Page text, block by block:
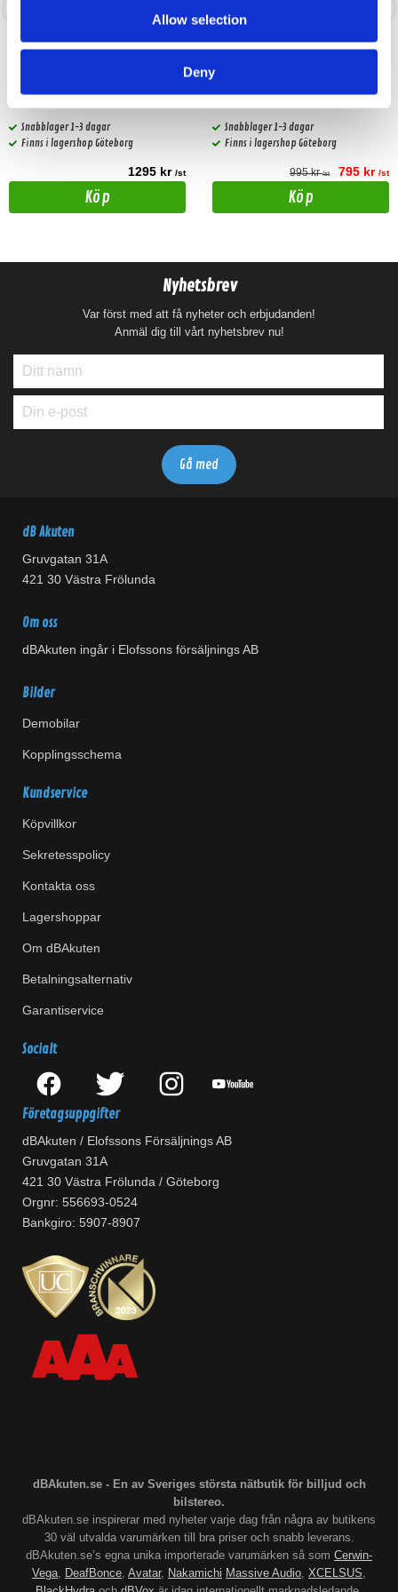
Allow selection
Deny
Hifonics HFC2000
Snabblager 1-3 dagar
Finns i lagershop Göteborg
1295 kr /st
Köp
Machete MWK-44CU
Snabblager 1-3 dagar
Finns i lagershop Göteborg
995 kr/st 795 kr /st
Köp
Nyhetsbrev
Var först med att få nyheter och erbjudanden!
Anmäl dig till vårt nyhetsbrev nu!
dB Akuten
Gruvgatan 31A
421 30 Västra Frölunda
Om oss
dBAkuten ingår i Elofssons försäljnings AB
Bilder
Demobilar
Kopplingsschema
Kundservice
Köpvillkor
Sekretesspolicy
Kontakta oss
Lagershoppar
Om dBAkuten
Betalningsalternativ
Garantiservice
Socialt
Företagsuppgifter
dBAkuten / Elofssons Försäljnings AB
Gruvgatan 31A
421 30 Västra Frölunda / Göteborg
Orgnr: 556693-0524
Bankgiro: 5907-8907
dBAkuten.se - En av Sveriges största nätbutik för billjud och
bilstereo.
dBAkuten.se inspirerar med nyheter varje dag från några av butikens
30 väl utvalda varumärken till bra priser och snabb leverans.
dBAkuten.se’s egna unika importerade varumärken så som Cerwin-
Vega, DeafBonce, Avatar, Nakamichi Massive Audio, XCELSUS,